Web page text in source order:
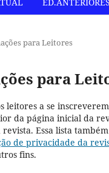
para Leitores
para
leitores a se
da página inicial da
revista. Essa lista
de privacidade da
fins.